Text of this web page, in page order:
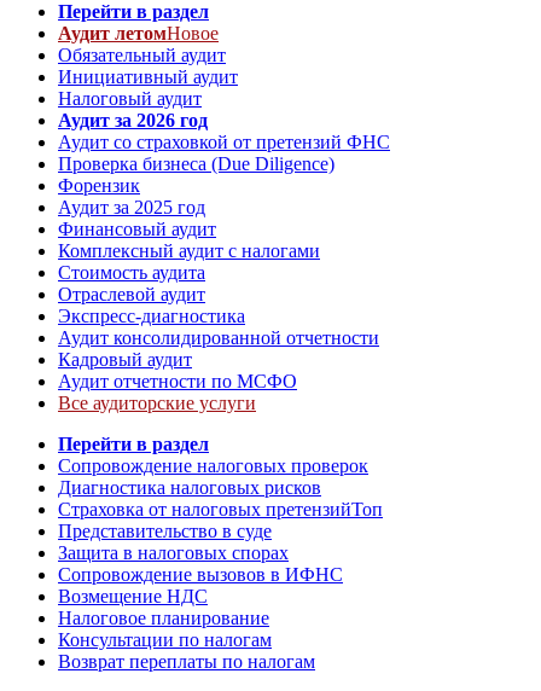
Перейти в раздел
Аудит летомНовое
Обязательный аудит
Инициативный аудит
Налоговый аудит
Аудит за 2026 год
Аудит со страховкой от претензий ФНС
Проверка бизнеса (Due Diligence)
Форензик
Аудит за 2025 год
Финансовый аудит
Комплексный аудит с налогами
Стоимость аудита
Отраслевой аудит
Экспресс-диагностика
Аудит консолидированной отчетности
Кадровый аудит
Аудит отчетности по МСФО
Все аудиторские услуги
Перейти в раздел
Сопровождение налоговых проверок
Диагностика налоговых рисков
Страховка от налоговых претензийТоп
Представительство в суде
Защита в налоговых спорах
Сопровождение вызовов в ИФНС
Возмещение НДС
Налоговое планирование
Консультации по налогам
Возврат переплаты по налогам